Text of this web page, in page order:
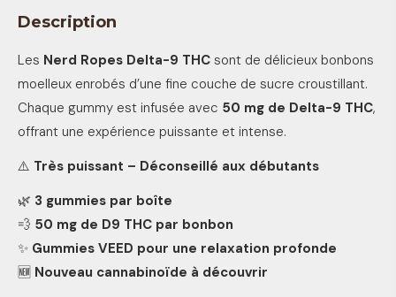
Description
Les Nerd Ropes Delta-9 THC sont de délicieux bonbons
moelleux enrobés d’une fine couche de sucre croustillant.
Chaque gummy est infusée avec 50 mg de Delta-9 THC,
offrant une expérience puissante et intense.
⚠️ Très puissant – Déconseillé aux débutants
🌿 3 gummies par boîte
💨 50 mg de D9 THC par bonbon
✨ Gummies VEED pour une relaxation profonde
🆕 Nouveau cannabinoïde à découvrir